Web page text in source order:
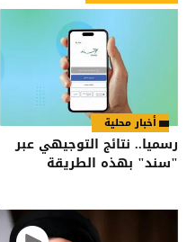
أخبار محلية
رسميا.. نتائج التوجيهي عبر
"سند" بهذه الطريقة